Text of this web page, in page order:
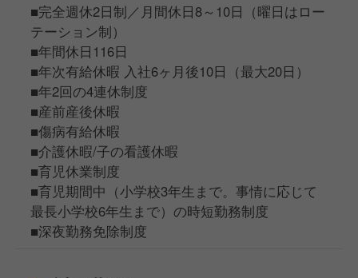
■完全週休2日制／月間休日8～10日（曜日はロー
テーション制）
■年間休日116日
■年次有給休暇 入社6ヶ月後10日（最大20日）
■年2回の4連休制度
■産前産後休暇
■傷病有給休暇
■介護休暇/子の看護休暇
■育児休業制度
■育児期間中（小学校3年生まで。事情に応じて
最長小学校6年生まで）の時短勤務制度
■深夜勤務免除制度